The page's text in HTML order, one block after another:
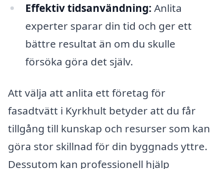
Effektiv tidsanvändning: Anlita
experter sparar din tid och ger ett
bättre resultat än om du skulle
försöka göra det själv.
Att välja att anlita ett företag för
fasadtvätt i Kyrkhult betyder att du får
tillgång till kunskap och resurser som kan
göra stor skillnad för din byggnads yttre.
Dessutom kan professionell hjälp